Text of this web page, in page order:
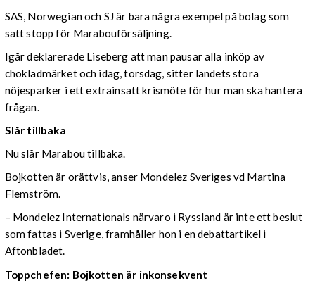
SAS, Norwegian och SJ är bara några exempel på bolag som
satt stopp för Marabouförsäljning.
Igår deklarerade Liseberg att man pausar alla inköp av
chokladmärket och idag, torsdag, sitter landets stora
nöjesparker i ett extrainsatt krismöte för hur man ska hantera
frågan.
Slår tillbaka
Nu slår Marabou tillbaka.
Bojkotten är orättvis, anser Mondelez Sveriges vd Martina
Flemström.
– Mondelez Internationals närvaro i Ryssland är inte ett beslut
som fattas i Sverige, framhåller hon i en debattartikel i
Aftonbladet.
Toppchefen: Bojkotten är inkonsekvent